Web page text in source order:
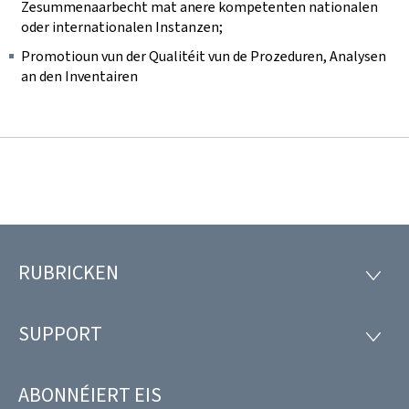
Zesummenaarbecht mat anere kompetenten nationalen
oder internationalen Instanzen;
Promotioun vun der Qualitéit vun de Prozeduren, Analysen
an den Inventairen
Fousszeil
RUBRICKEN
SUPPORT
ABONNÉIERT EIS